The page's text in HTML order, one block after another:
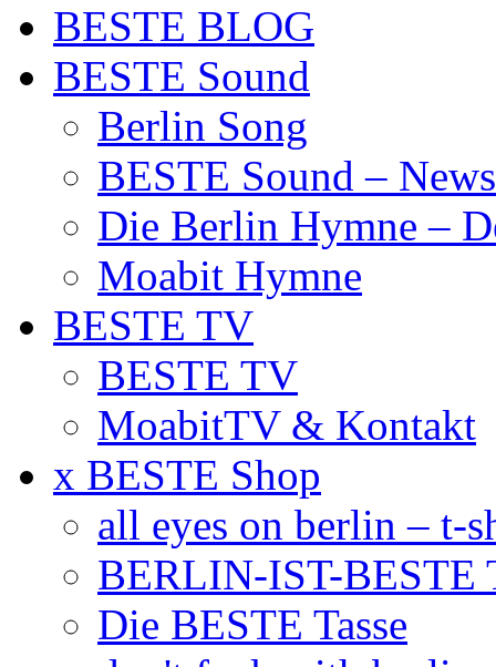
BESTE BLOG
BESTE Sound
Berlin Song
BESTE Sound –
Die Berlin Hymne –
Moabit Hymne
BESTE TV
BESTE TV
MoabitTV & Kontakt
x BESTE Shop
all eyes on berlin – t-
BERLIN-IST-BESTE
Die BESTE Tasse